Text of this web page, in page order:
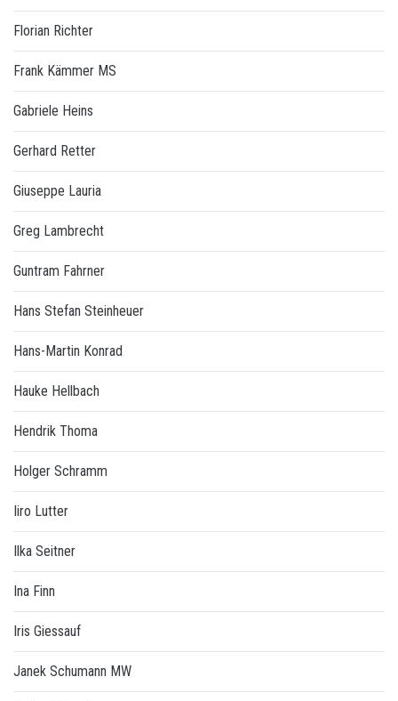
Florian Richter
Frank Kämmer MS
Gabriele Heins
Gerhard Retter
Giuseppe Lauria
Greg Lambrecht
Guntram Fahrner
Hans Stefan Steinheuer
Hans-Martin Konrad
Hauke Hellbach
Hendrik Thoma
Holger Schramm
Iiro Lutter
Ilka Seitner
Ina Finn
Iris Giessauf
Janek Schumann MW